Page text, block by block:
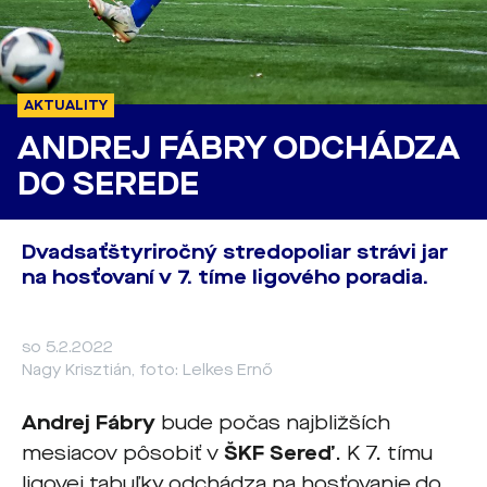
AKTUALITY
ANDREJ FÁBRY ODCHÁDZA
DO SEREDE
Dvadsaťštyriročný stredopoliar strávi jar
na hosťovaní v 7. tíme ligového poradia.
so 5.2.2022
Nagy Krisztián, foto: Lelkes Ernő
Andrej Fábry bude počas najbližších
mesiacov pôsobiť v ŠKF Sereď. K 7. tímu